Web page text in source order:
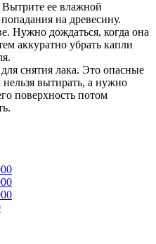
ее влажной
на древесину.
Нужно дождаться, когда она
аккуратно убрать капли
снятия лака. Это опасные
вытирать, а нужно
поверхность потом